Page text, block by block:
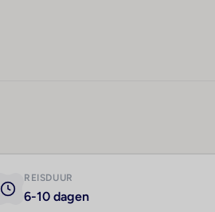
REISDUUR
6-10 dagen